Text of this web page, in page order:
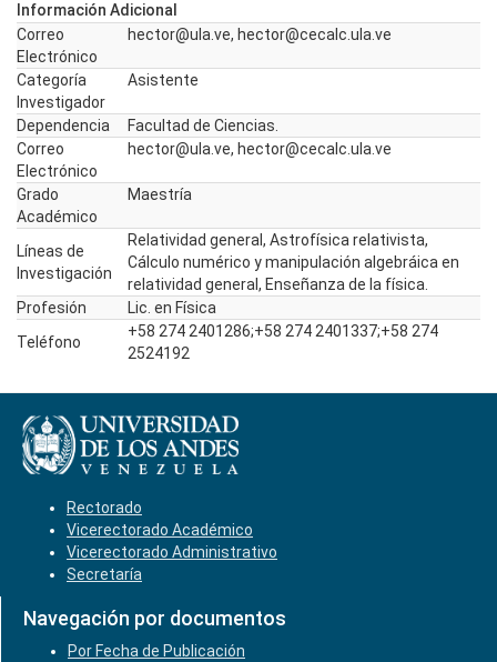
Información Adicional
Correo
Electrónico
hector@ula.ve, hector@cecalc.ula.ve
Categoría
Investigador
Asistente
Dependencia
Facultad de Ciencias.
Correo
Electrónico
hector@ula.ve, hector@cecalc.ula.ve
Grado
Académico
Maestría
Líneas de
Investigación
Relatividad general, Astrofísica relativista,
Cálculo numérico y manipulación algebráica en
relatividad general, Enseñanza de la física.
Profesión
Lic. en Física
Teléfono
+58 274 2401286;+58 274 2401337;+58 274
2524192
Rectorado
Vicerectorado Académico
Vicerectorado Administrativo
Secretaría
Navegación por documentos
Por Fecha de Publicación